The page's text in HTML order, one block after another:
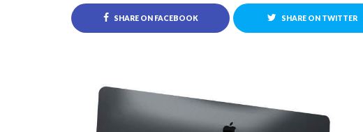
SHARE ON FACEBOOK SHARE ON TWITTER